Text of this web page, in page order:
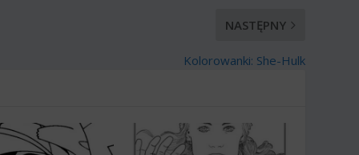
NASTĘPNY
Kolorowanki: She-Hulk